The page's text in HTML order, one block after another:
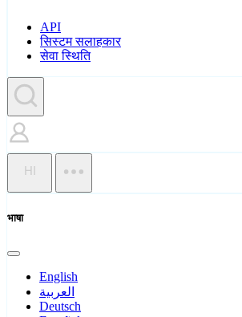
API
सिस्टम सलाहकार
सेवा स्थिति
HI
भाषा
English
العربية
Deutsch